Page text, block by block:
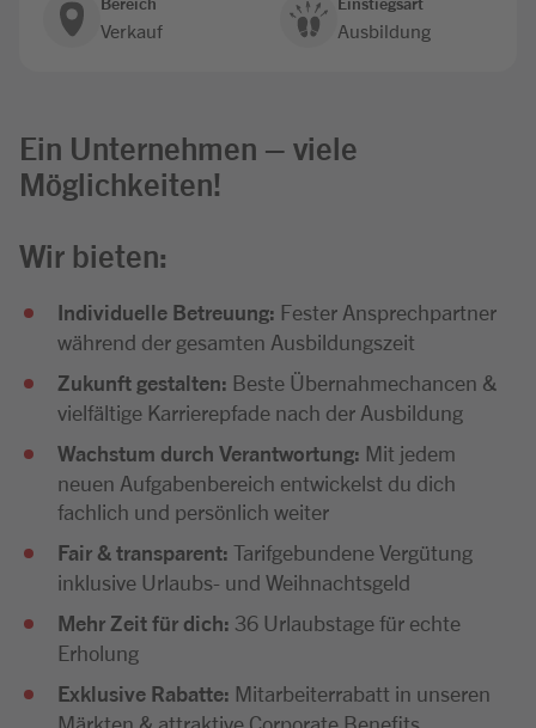
Verkauf Ausbildung
Ein Unternehmen – viele
Möglichkeiten!
Wir bieten:
Individuelle Betreuung: Fester Ansprechpartner
während der gesamten Ausbildungszeit
Zukunft gestalten: Beste Übernahmechancen &
vielfältige Karrierepfade nach der Ausbildung
Wachstum durch Verantwortung: Mit jedem
neuen Aufgabenbereich entwickelst du dich
fachlich und persönlich weiter
Fair & transparent: Tarifgebundene Vergütung
inklusive Urlaubs- und Weihnachtsgeld
Mehr Zeit für dich: 36 Urlaubstage für echte
Erholung
Exklusive Rabatte: Mitarbeiterrabatt in unseren
Märkten & attraktive Corporate Benefits